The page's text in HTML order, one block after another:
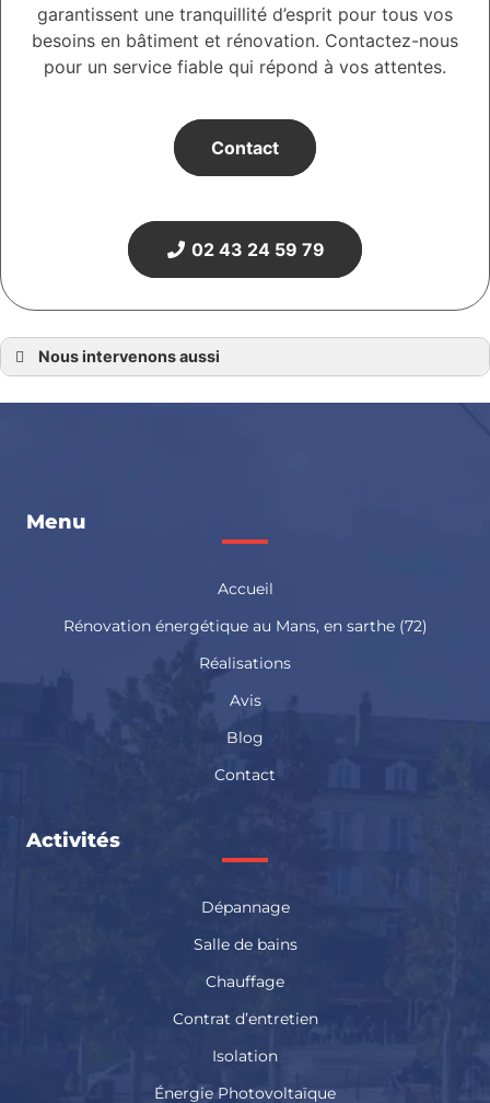
garantissent une tranquillité d’esprit pour tous vos
besoins en bâtiment et rénovation. Contactez-nous
pour un service fiable qui répond à vos attentes.
Contact
02 43 24 59 79
Nous intervenons aussi
Dépannage de plomberie Sillé le Guillaume
Dépannage de plomberie en Sarthe
Menu
Accueil
Rénovation énergétique au Mans, en sarthe (72)
Réalisations
Avis
Blog
Contact
Activités
Dépannage
Salle de bains
Chauffage
Contrat d’entretien
Isolation
Énergie Photovoltaïque